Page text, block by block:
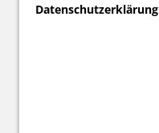
Datenschutzerklärung